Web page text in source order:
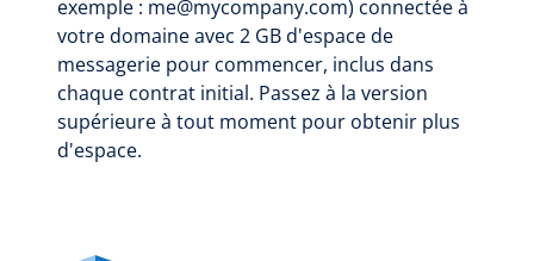
exemple : me@mycompany.com) connectée à
votre domaine avec 2 GB d'espace de
messagerie pour commencer, inclus dans
chaque contrat initial. Passez à la version
supérieure à tout moment pour obtenir plus
d'espace.